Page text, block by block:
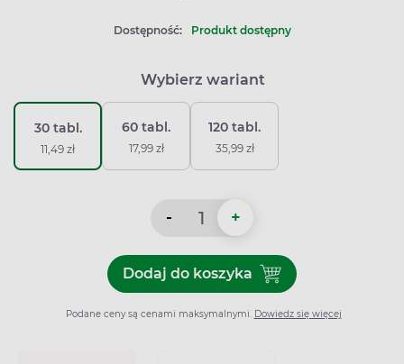
Dostępność: Produkt dostępny
Wybierz wariant
30 tabl.
11,49 zł
60 tabl.
17,99 zł
120 tabl.
35,99 zł
- +
Dodaj do koszykaDodaj do koszyka Acard
Podane ceny są cenami maksymalnymi. Dowiedz się więcej